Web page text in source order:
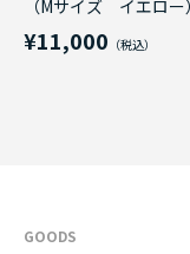
（Mサイズ イエロー）
¥11,000
GOODS